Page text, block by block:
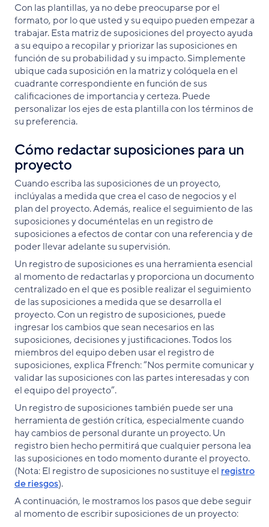
Con las plantillas, ya no debe preocuparse por el
formato, por lo que usted y su equipo pueden empezar a
trabajar. Esta matriz de suposiciones del proyecto ayuda
a su equipo a recopilar y priorizar las suposiciones en
función de su probabilidad y su impacto. Simplemente
ubique cada suposición en la matriz y colóquela en el
cuadrante correspondiente en función de sus
calificaciones de importancia y certeza. Puede
personalizar los ejes de esta plantilla con los términos de
su preferencia.
Cómo redactar suposiciones para un
proyecto
Cuando escriba las suposiciones de un proyecto,
inclúyalas a medida que crea el caso de negocios y el
plan del proyecto. Además, realice el seguimiento de las
suposiciones y documéntelas en un registro de
suposiciones a efectos de contar con una referencia y de
poder llevar adelante su supervisión.
Un registro de suposiciones es una herramienta esencial
al momento de redactarlas y proporciona un documento
centralizado en el que es posible realizar el seguimiento
de las suposiciones a medida que se desarrolla el
proyecto. Con un registro de suposiciones, puede
ingresar los cambios que sean necesarios en las
suposiciones, decisiones y justificaciones. Todos los
miembros del equipo deben usar el registro de
suposiciones, explica Ffrench: “Nos permite comunicar y
validar las suposiciones con las partes interesadas y con
el equipo del proyecto”.
Un registro de suposiciones también puede ser una
herramienta de gestión crítica, especialmente cuando
hay cambios de personal durante un proyecto. Un
registro bien hecho permitirá que cualquier persona lea
las suposiciones en todo momento durante el proyecto.
(Nota: El registro de suposiciones no sustituye el registro
de riesgos).
A continuación, le mostramos los pasos que debe seguir
al momento de escribir suposiciones de un proyecto: